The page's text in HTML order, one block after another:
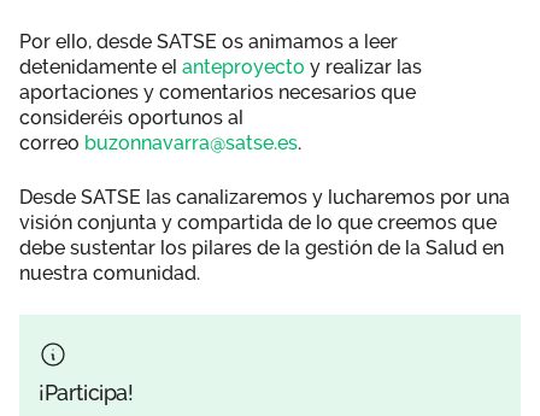
Por ello, desde SATSE os animamos a leer
detenidamente el anteproyecto y realizar las
aportaciones y comentarios necesarios que
consideréis oportunos al
correo buzonnavarra@satse.es.
Desde SATSE las canalizaremos y lucharemos por una
visión conjunta y compartida de lo que creemos que
debe sustentar los pilares de la gestión de la Salud en
nuestra comunidad.
¡Participa!